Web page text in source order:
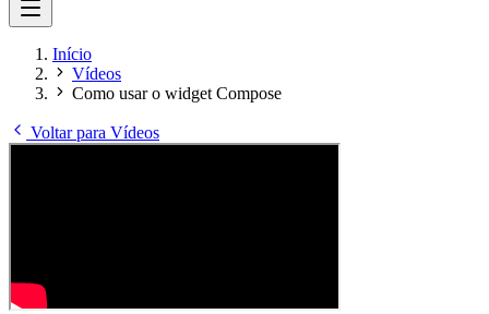
Início
Vídeos
Como usar o widget Compose
Voltar para Vídeos